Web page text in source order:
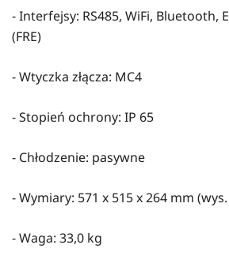
- Interfejsy: RS485, WiFi, Bluetooth,
(FRE)
- Wtyczka złącza: MC4
- Stopień ochrony: IP 65
- Chłodzenie: pasywne
- Wymiary: 571 x 515 x 264 mm (wys.
- Waga: 33,0 kg